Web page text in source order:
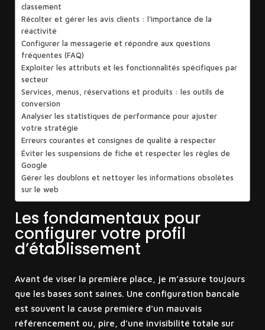
classement
Récolter et gérer les avis clients : l’importance de la
réactivité
Configurer la messagerie et répondre aux questions
fréquentes (FAQ)
Exploiter les attributs et les fonctionnalités spécifiques par
secteur
Services, menus, réservations et produits : les outils de
conversion
Analyser les statistiques de performance pour ajuster
votre stratégie
Erreurs courantes et consignes de qualité à respecter
Éviter les suspensions de fiche et respecter les règles de
Google
Gérer les doublons et nettoyer les informations obsolètes
sur le web
Les fondamentaux pour
configurer votre profil
d’établissement
Avant de viser la première place, je m’assure toujours
que les bases sont saines. Une configuration bancale
est souvent la cause première d’un mauvais
référencement ou, pire, d’une invisibilité totale sur